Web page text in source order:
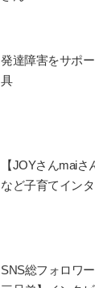
発達障害をサポ
具
【JOYさんmai
など子育てイン
SNS総フォロワ